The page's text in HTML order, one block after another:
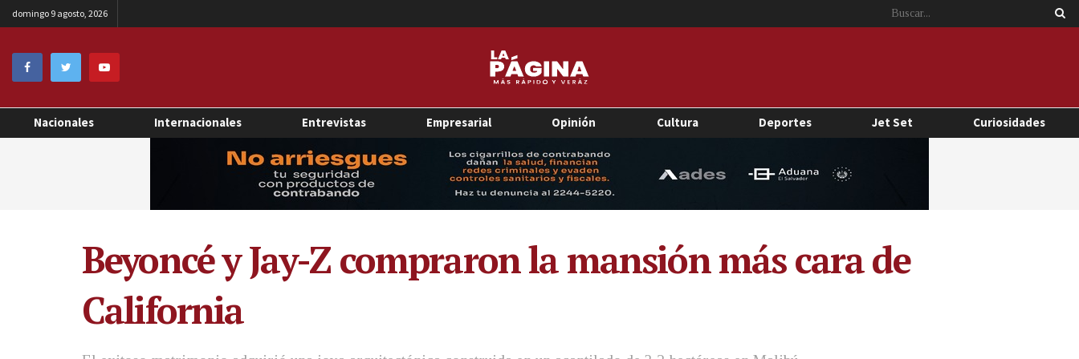
domingo 9 agosto, 2026
Nacionales Internacionales Entrevistas Empresarial Opinión Cultura Deportes Jet Set Curiosidades
Beyoncé y Jay-Z compraron la mansión más cara de
California